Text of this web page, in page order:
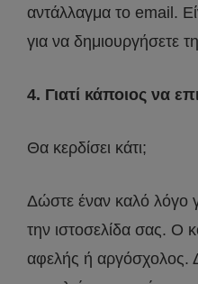
αντάλλαγμα το email.
για να δημιουργήσετε
4. Γιατί κάποιος να
Θα κερδίσει κάτι;
Δώστε έναν καλό λόγο
την ιστοσελίδα σας. Ο
αφελής ή αργόσχολος.